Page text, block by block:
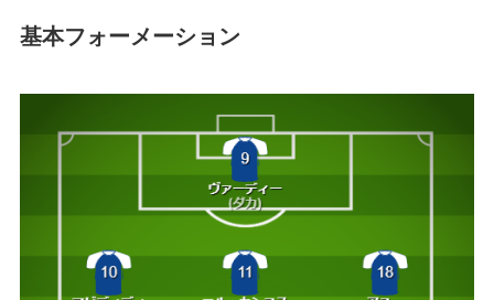
基本フォーメーション